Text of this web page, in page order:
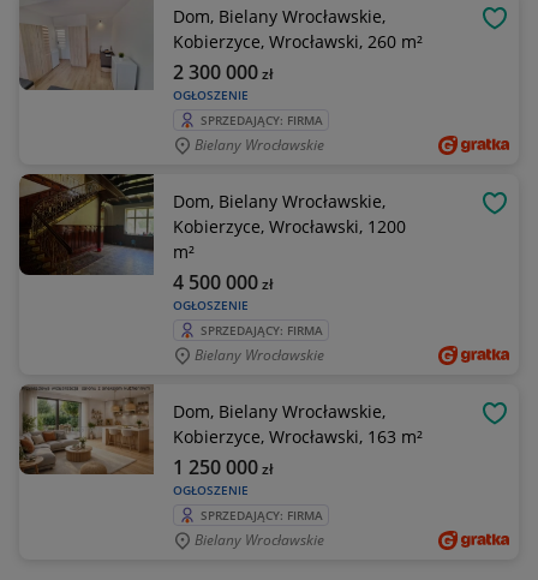
Dom, Bielany Wrocławskie,
Kobierzyce, Wrocławski, 260 m²
OGŁOSZENIE
2 300 000zł
SPRZEDAJĄCY: FIRMA
Bielany Wrocławskie
Dom, Bielany Wrocławskie,
Kobierzyce, Wrocławski, 1200
m²
OGŁOSZENIE
4 500 000zł
SPRZEDAJĄCY: FIRMA
Bielany Wrocławskie
Dom, Bielany Wrocławskie,
Kobierzyce, Wrocławski, 163 m²
OGŁOSZENIE
1 250 000zł
SPRZEDAJĄCY: FIRMA
Bielany Wrocławskie